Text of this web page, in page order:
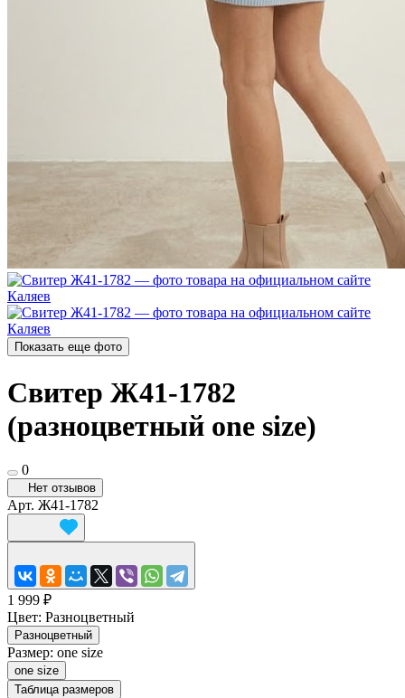
Показать еще фото
Свитер Ж41-1782
(разноцветный one size)
0
Нет отзывов
Арт. Ж41-1782
1 999 ₽
Цвет: Разноцветный
Разноцветный
Размер: one size
one size
Таблица размеров